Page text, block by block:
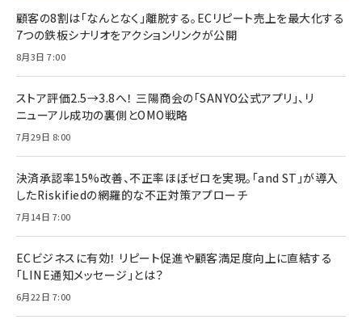
顧客の8割は「なんとなく」離脱する。ECリピート売上を最大化する
7つの鉄板シナリオをアクションリンクが公開
8月3日 7:00
ストア評価2.5→3.8へ！ 三陽商会の「SANYO公式アプリ」、リ
ニューアル成功の裏側とOMO戦略
7月29日 8:00
決済承認率15%改善、不正率ほぼゼロを実現。「and ST」が導入
したRiskifiedの網羅的な不正対策アプローチ
7月14日 7:00
ECビジネスに有効！ リピート促進や顧客満足度向上に直結する
「LINE通知メッセージ」とは？
6月22日 7:00